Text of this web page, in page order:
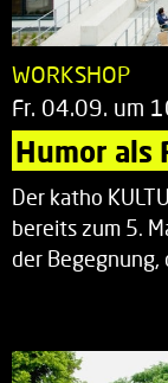
WORKSHOP
Fr. 04.09. um
Humor als
Der katho
bereits zum 5.
der